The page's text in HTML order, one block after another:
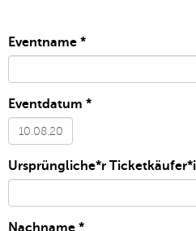
Eventname *
Eventdatum *
Ursprüngliche*r
Nachname *